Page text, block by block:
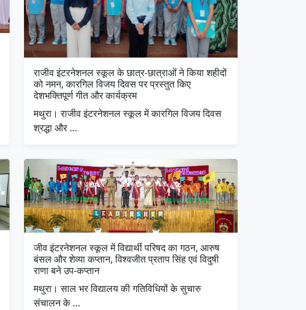
राजीव इंटरनेशनल स्कूल के छात्र-छात्राओं ने किया शहीदों
को नमन, कारगिल विजय दिवस पर प्रस्तुत किए
देशभक्तिपूर्ण गीत और कार्यक्रम
मथुरा। राजीव इंटरनेशनल स्कूल में कारगिल विजय दिवस
श्रद्धा और …
जीव इंटरनेशनल स्कूल में विद्यार्थी परिषद का गठन, आरुष
बंसल और शेव्या कप्तान, विश्वजीत प्रताप सिंह एवं विदुषी
राणा बने उप-कप्तान
मथुरा। साल भर विद्यालय की गतिविधियों के सुचारु
संचालन के …